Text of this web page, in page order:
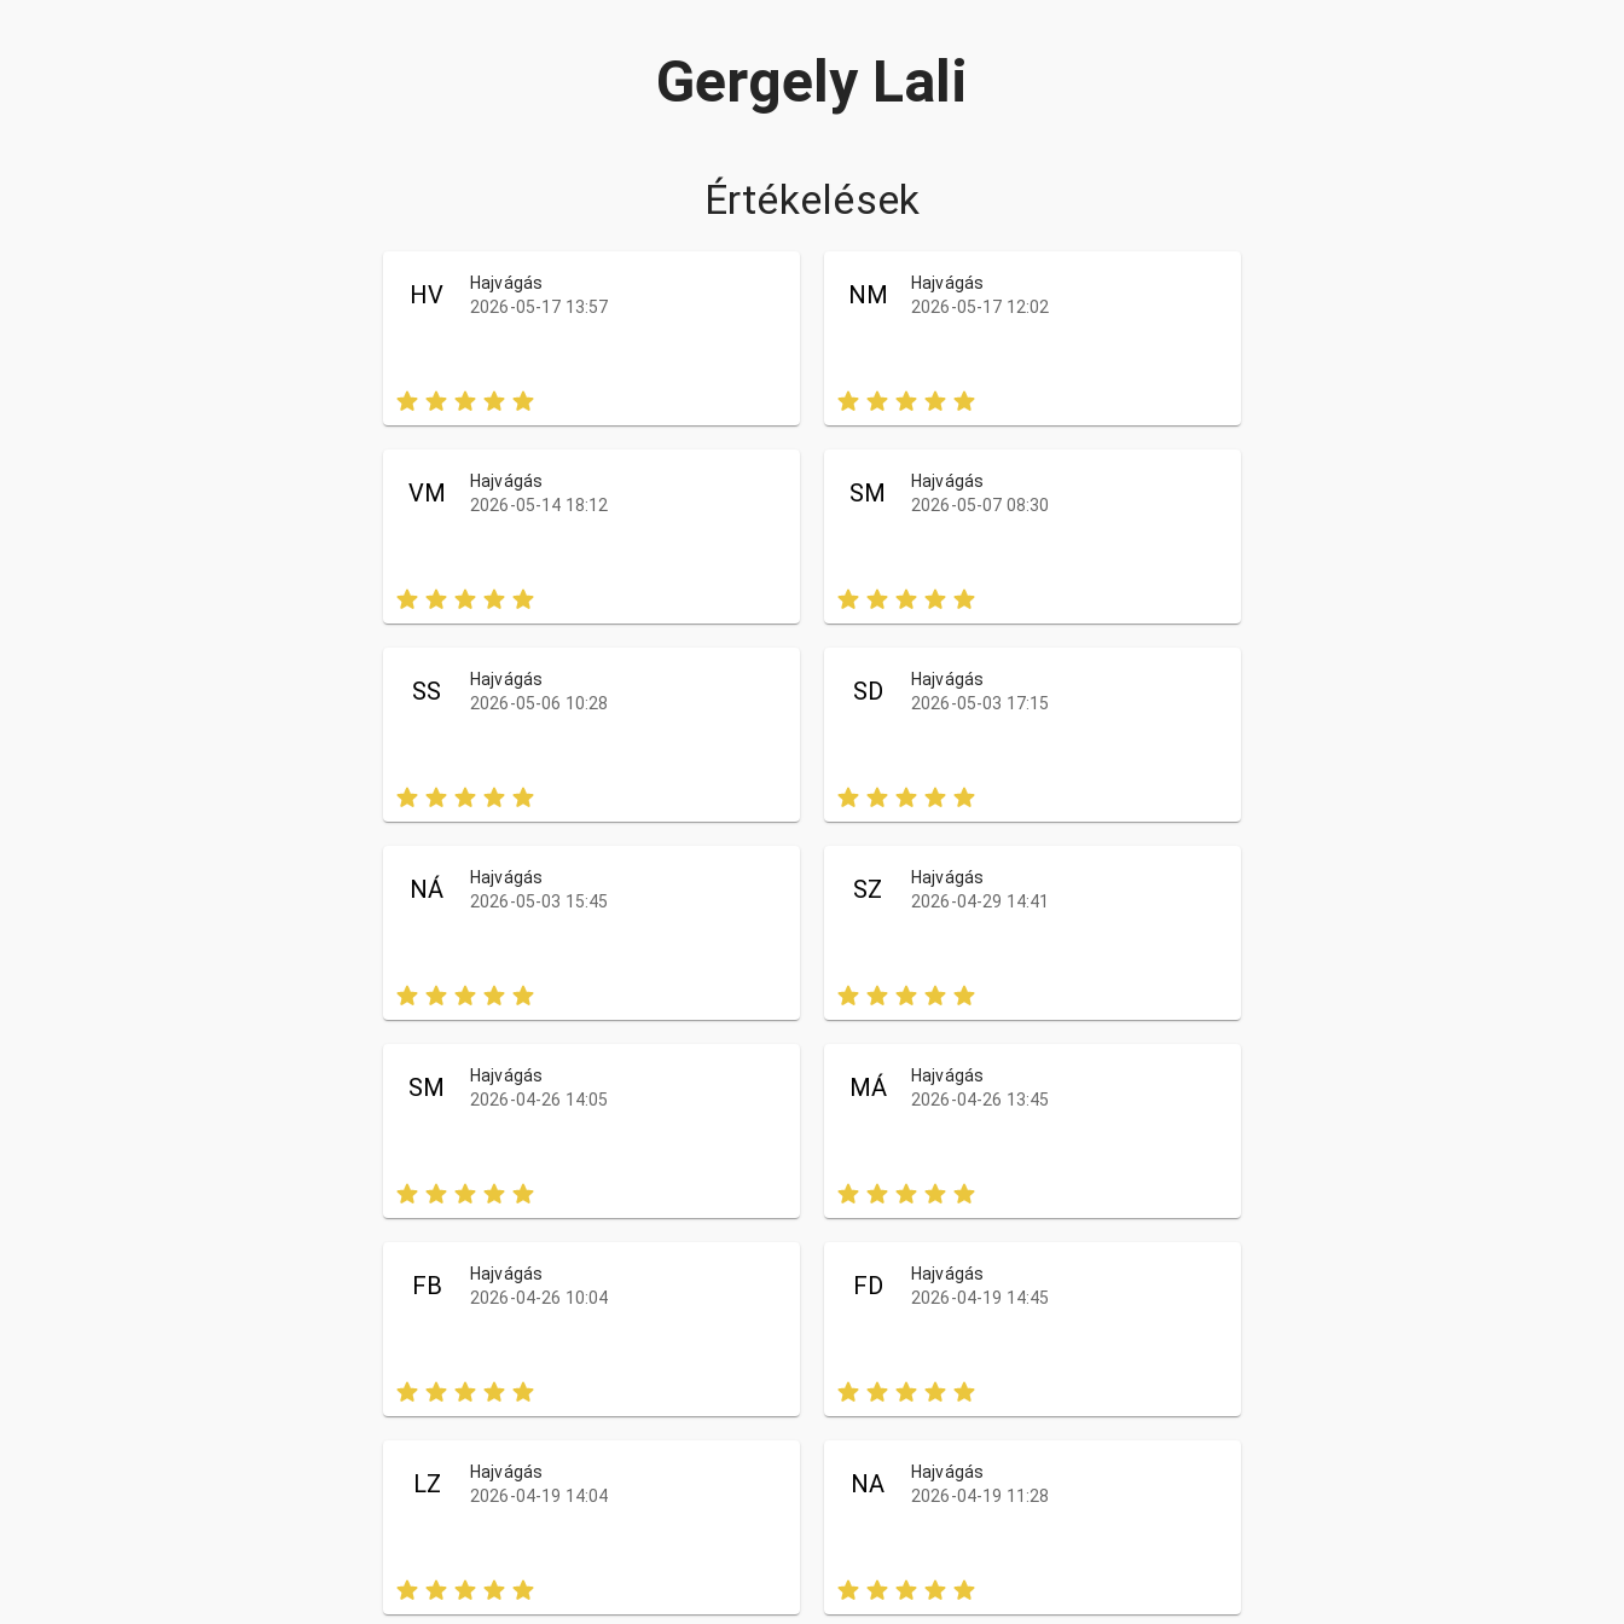
Gergely Lali
Értékelések
HV
Hajvágás
2026-05-17 13:57
NM
Hajvágás
2026-05-17 12:02
VM
Hajvágás
2026-05-14 18:12
SM
Hajvágás
2026-05-07 08:30
SS
Hajvágás
2026-05-06 10:28
SD
Hajvágás
2026-05-03 17:15
NÁ
Hajvágás
2026-05-03 15:45
SZ
Hajvágás
2026-04-29 14:41
SM
Hajvágás
2026-04-26 14:05
MÁ
Hajvágás
2026-04-26 13:45
FB
Hajvágás
2026-04-26 10:04
FD
Hajvágás
2026-04-19 14:45
LZ
Hajvágás
2026-04-19 14:04
NA
Hajvágás
2026-04-19 11:28